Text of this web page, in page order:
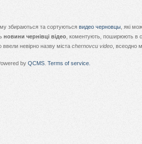
збираються та сортуються видео черновцы , які
новини чернівці відео , коментують, поширюють в
ввели невірно назву міста chernovcu video , всеодно
by QCMS Terms of service.